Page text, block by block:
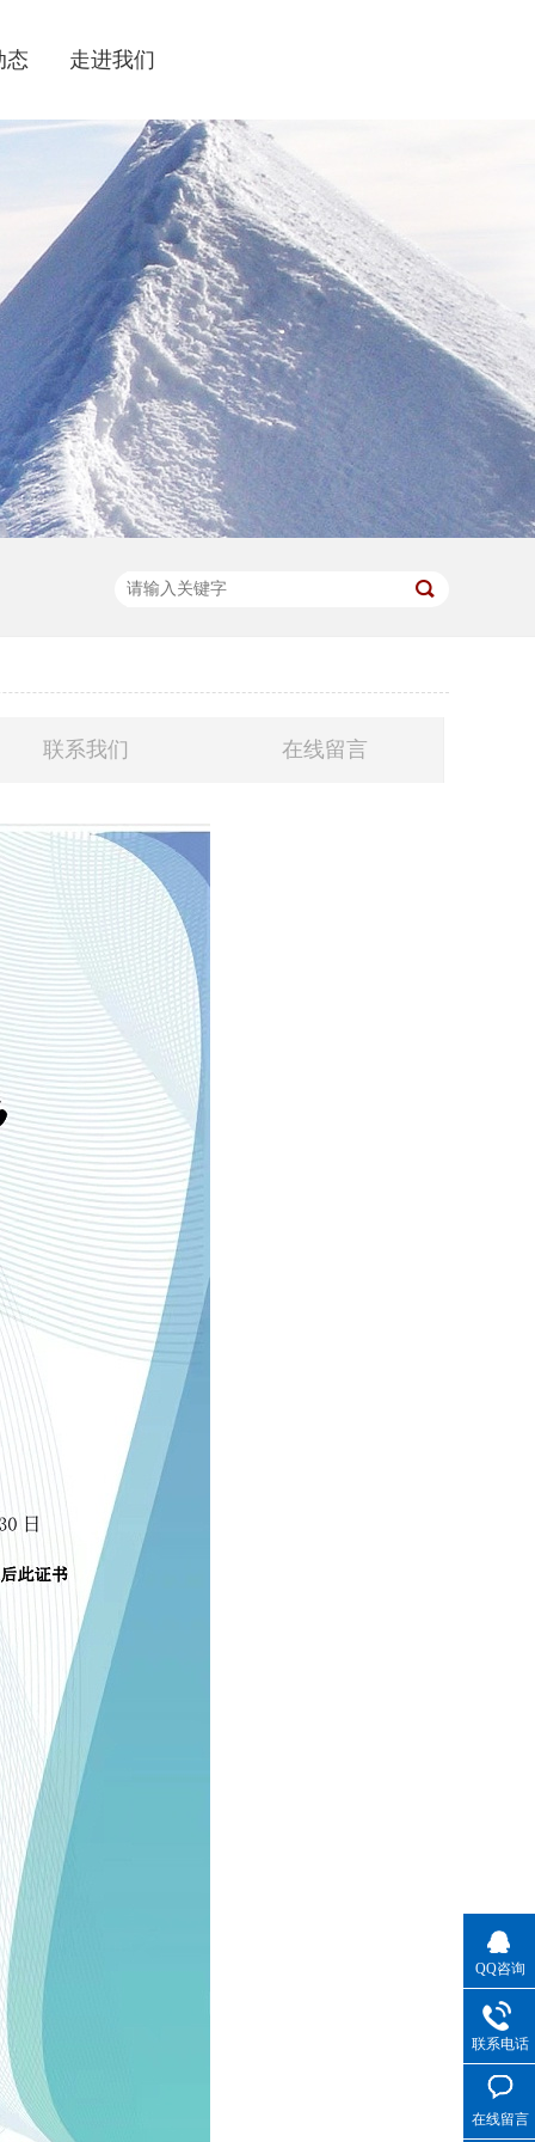
态 走进我们
联系我们 在线留言
QQ咨询
联系电话
在线留言